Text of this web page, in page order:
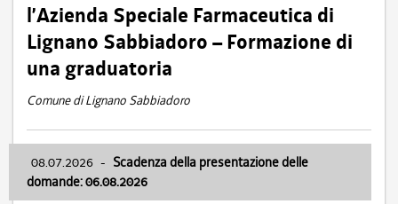
l’Azienda Speciale Farmaceutica di
Lignano Sabbiadoro – Formazione di
una graduatoria
Comune di Lignano Sabbiadoro
08.07.2026 - Scadenza della presentazione delle
domande: 06.08.2026